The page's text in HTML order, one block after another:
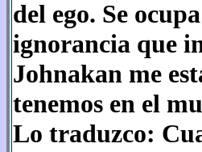
del ego. Se
ignorancia que
Johnakan me
tenemos en el
Lo traduzco: